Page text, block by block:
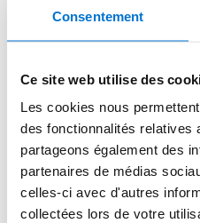
Consentement
Ce site web utilise des
Les cookies nous
des fonctionnalités relatives
partageons également des
partenaires de médias
celles-ci avec d'autres
collectées lors de votre
For participation in the
GO TO YOUR
Using the codes emailed